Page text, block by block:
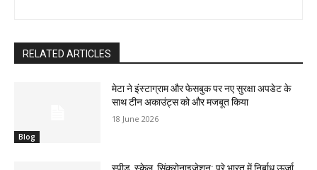
RELATED ARTICLES
Blog
मेटा ने इंस्टाग्राम और फेसबुक पर नए सुरक्षा अपडेट के
साथ टीन अकाउंट्स को और मजबूत किया
18 June 2026
स्पीड, स्केल, सिंक्रोनाइज़ेशन: पूरे भारत में निर्बाध ऊर्जा